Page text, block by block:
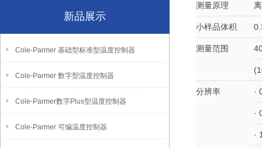
新品展示
Cole-Parmer 基础型标准型温度控制器
Cole-Parmer 数字型温度控制器
Cole-Parmer数字Plus型温度控制器
Cole-Parmer 可编温度控制器
测量原理
小样品体积
测量范围
分辨率 ·
·
·